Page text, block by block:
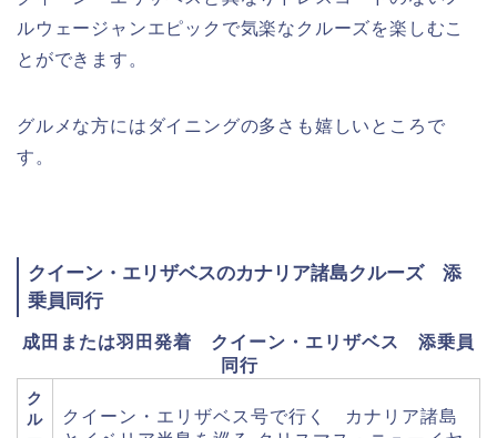
ルウェージャンエピックで気楽なクルーズを楽しむこ
とができます。
グルメな方にはダイニングの多さも嬉しいところで
す。
クイーン・エリザベスのカナリア諸島クルーズ 添
乗員同行
成田または羽田発着 クイーン・エリザベス 添乗員
同行
ク
ル
クイーン・エリザベス号で行く カナリア諸島